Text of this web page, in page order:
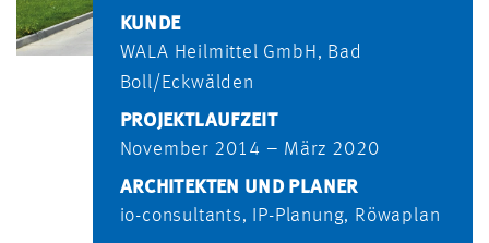
KUNDE
WALA Heilmittel GmbH, Bad
Boll/Eckwälden
PROJEKTLAUFZEIT
November 2014 – März 2020
ARCHITEKTEN UND PLANER
io-consultants, IP-Planung, Röwaplan